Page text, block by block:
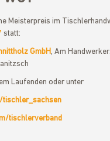
Meisterpreis im
statt:
GmbH, Am
Laufenden oder unter
tischler_sachsen
tischlerverband